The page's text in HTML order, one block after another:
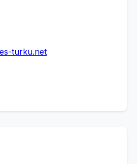
turku.net